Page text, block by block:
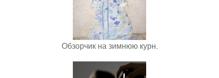
Обзорчик на зимнюю курн.